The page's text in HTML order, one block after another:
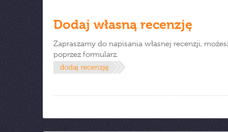
Dodaj własną recenzję
Zapraszamy do napisania własnej recenzji,
poprzez formularz.